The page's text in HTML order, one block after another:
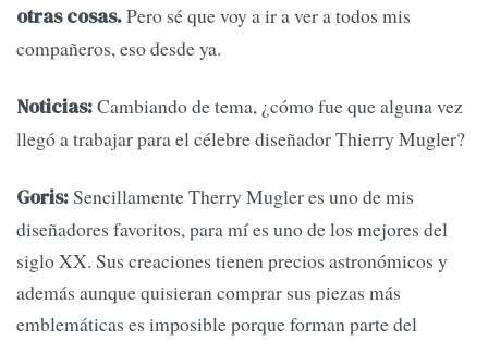
otras cosas.Pero sé que voy a ir a ver a todos mis
compañeros, eso desde ya.
Noticias:Cambiando de tema, ¿cómo fue que alguna vez
llegó a trabajar para el célebre diseñador Thierry Mugler?
Goris:Sencillamente Therry Mugler es uno de mis
diseñadores favoritos, para mí es uno de los mejores del
siglo XX. Sus creaciones tienen precios astronómicos y
además aunque quisieran comprar sus piezas más
emblemáticas es imposible porque forman parte del